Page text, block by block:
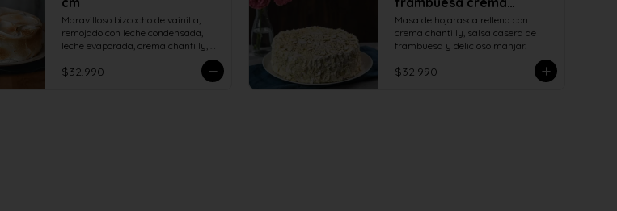
Maravilloso bizcocho de vainilla,
remojado con leche condensada,
leche evaporada, crema chantilly,
verdadero merengue italiano. 22
$32.990
manjar
Masa de hojarasca rellena con
crema chantilly, salsa casera de
frambuesa y delicioso manjar.
$32.990